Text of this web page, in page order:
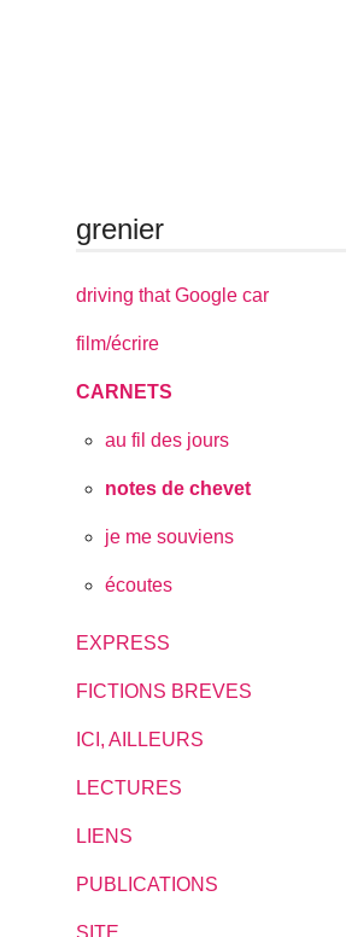
grenier
driving that Google car
film/écrire
CARNETS
au fil des jours
notes de chevet
je me souviens
écoutes
EXPRESS
FICTIONS BREVES
ICI, AILLEURS
LECTURES
LIENS
PUBLICATIONS